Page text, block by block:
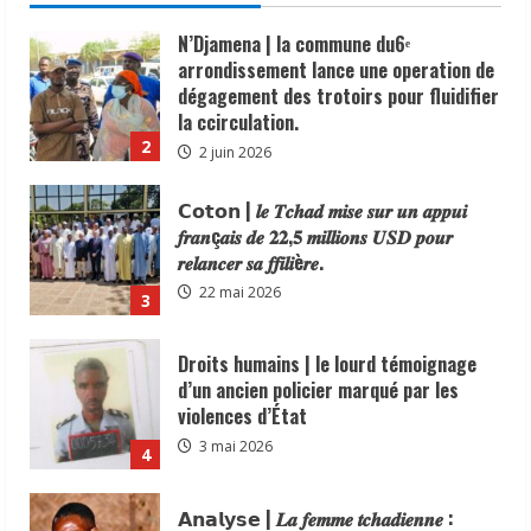
3
𝗖𝗼𝘁𝗼𝗻 | 𝒍𝒆 𝑻𝒄𝒉𝒂𝒅 𝒎𝒊𝒔𝒆 𝒔𝒖𝒓 𝒖𝒏 𝒂𝒑𝒑𝒖𝒊
𝒇𝒓𝒂𝒏ç𝒂𝒊𝒔 𝒅𝒆 𝟐𝟐,𝟓 𝒎𝒊𝒍𝒍𝒊𝒐𝒏𝒔 𝑼𝑺𝑫 𝒑𝒐𝒖𝒓
𝒓𝒆𝒍𝒂𝒏𝒄𝒆𝒓 𝒔𝒂 𝒇𝒇𝒊𝒍𝒊è𝒓𝒆.
4
Droits humains | le lourd témoignage
d’un ancien policier marqué par les
violences d’État
3 mai 2026
5
𝗔𝗻𝗮𝗹𝘆𝘀𝗲 | 𝑳𝒂 𝒇𝒆𝒎𝒎𝒆 𝒕𝒄𝒉𝒂𝒅𝒊𝒆𝒏𝒏𝒆 :
𝒎𝒐𝒕𝒆𝒖𝒓 𝒔𝒊𝒍𝒆𝒏𝒄𝒊𝒆𝒖𝒙 𝒅𝒆 𝒍’é𝒄𝒐𝒏𝒐𝒎𝒊𝒆
𝒏𝒂𝒕𝒊𝒐𝒏𝒂𝒍𝒆.
1 mai 2026
distinction |Le Délégué Général du